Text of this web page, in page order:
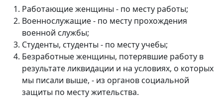
Работающие женщины - по месту работы;
Военнослужащие - по месту прохождения
военной службы;
Студенты, студенты - по месту учебы;
Безработные женщины, потерявшие работу в
результате ликвидации и на условиях, о которых
мы писали выше, - из органов социальной
защиты по месту жительства.